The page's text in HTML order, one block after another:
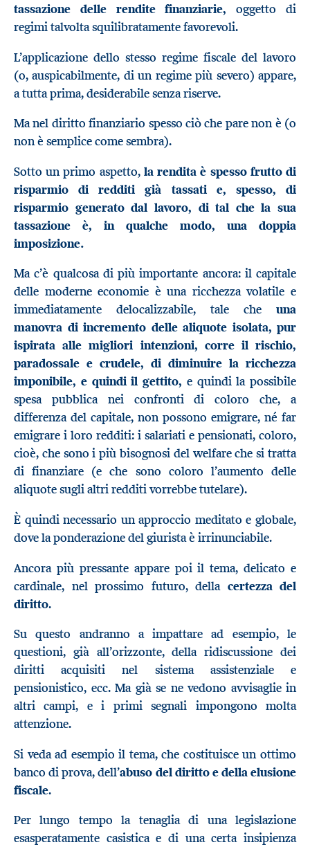
tassazione delle rendite finanziarie, oggetto di
regimi talvolta squilibratamente favorevoli.
L’applicazione dello stesso regime fiscale del lavoro
(o, auspicabilmente, di un regime più severo) appare,
a tutta prima, desiderabile senza riserve.
Ma nel diritto finanziario spesso ciò che pare non è (o
non è semplice come sembra).
Sotto un primo aspetto, la rendita è spesso frutto di
risparmio di redditi già tassati e, spesso, di
risparmio generato dal lavoro, di tal che la sua
tassazione è, in qualche modo, una doppia
imposizione.
Ma c’è qualcosa di più importante ancora: il capitale
delle moderne economie è una ricchezza volatile e
immediatamente delocalizzabile, tale che una
manovra di incremento delle aliquote isolata, pur
ispirata alle migliori intenzioni, corre il rischio,
paradossale e crudele, di diminuire la ricchezza
imponibile, e quindi il gettito, e quindi la possibile
spesa pubblica nei confronti di coloro che, a
differenza del capitale, non possono emigrare, né far
emigrare i loro redditi: i salariati e pensionati, coloro,
cioè, che sono i più bisognosi del welfare che si tratta
di finanziare (e che sono coloro l’aumento delle
aliquote sugli altri redditi vorrebbe tutelare).
È quindi necessario un approccio meditato e globale,
dove la ponderazione del giurista è irrinunciabile.
Ancora più pressante appare poi il tema, delicato e
cardinale, nel prossimo futuro, della certezza del
diritto.
Su questo andranno a impattare ad esempio, le
questioni, già all’orizzonte, della ridiscussione dei
diritti acquisiti nel sistema assistenziale e
pensionistico, ecc. Ma già se ne vedono avvisaglie in
altri campi, e i primi segnali impongono molta
attenzione.
Si veda ad esempio il tema, che costituisce un ottimo
banco di prova, dell’abuso del diritto e della elusione
fiscale.
Per lungo tempo la tenaglia di una legislazione
esasperatamente casistica e di una certa insipienza